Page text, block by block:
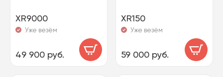
XR9000
Уже везём
49 900 руб.
XR150
Уже везём
59 000 руб.